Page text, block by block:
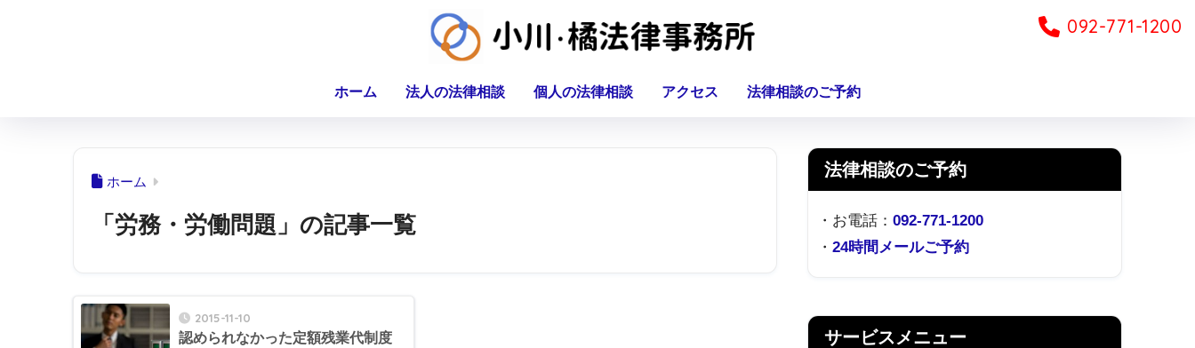
ホーム 法人の法律相談 個人の法律相談 アクセス 法律相談のご予約
092-771-1200
ホーム
「労務・労働問題」の記事一覧
2015-11-10
認められなかった定額残業代制度
法律相談のご予約
・お電話： 092-771-1200
・ 24時間メールご予約
サービスメニュー